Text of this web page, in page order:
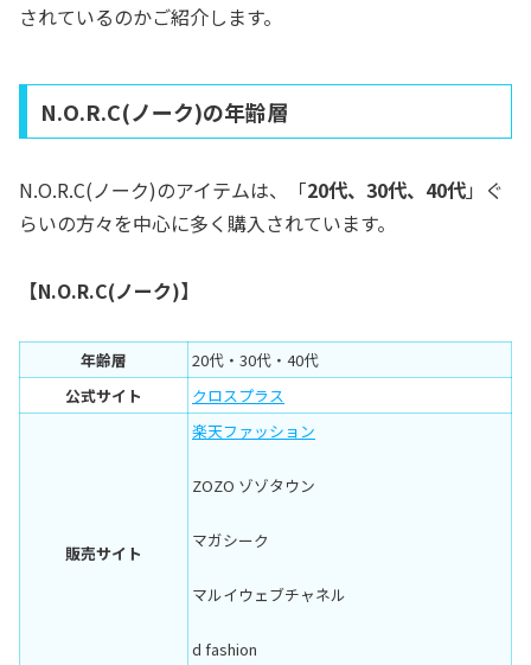
されているのかご紹介します。
N.O.R.C(ノーク)の年齢層
N.O.R.C(ノーク)のアイテムは、「20代、30代、40代」ぐ
らいの方々を中心に多く購入されています。
【N.O.R.C(ノーク)】
年齢層
20代・30代・40代
公式サイト
クロスプラス
販売サイト
楽天ファッション
ZOZO ゾゾタウン
マガシーク
マルイウェブチャネル
d fashion